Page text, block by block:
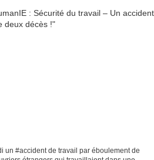
un #accident de travail par éboulement de